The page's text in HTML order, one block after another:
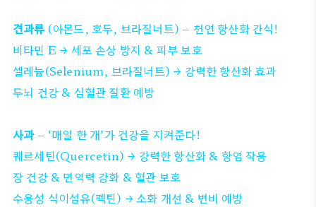
견과류 (아몬드, 호두, 브라질너트) – 천연 항산화 간식!
비타민 E → 세포 손상 방지 & 피부 보호
셀레늄(Selenium, 브라질너트) → 강력한 항산화 효과
두뇌 건강 & 심혈관 질환 예방
사과– ‘매일 한 개’가 건강을 지켜준다!
퀘르세틴(Quercetin) → 강력한 항산화 & 항염 작용
장 건강 & 면역력 강화 & 혈관 보호
수용성 식이섬유(펙틴) → 소화 개선 & 변비 예방